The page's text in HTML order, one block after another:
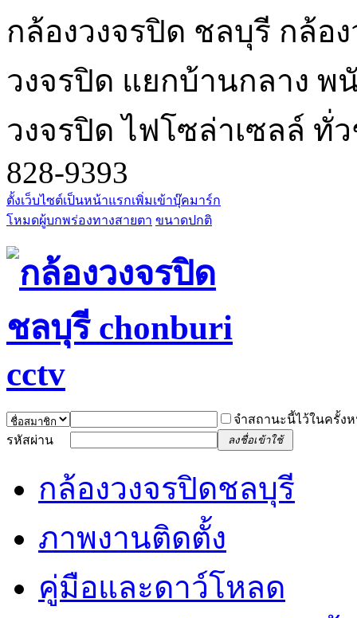
กล้องวงจรปิด ชลบุรี กล้อ
วงจรปิด แยกบ้านกลาง
วงจรปิด ไฟโซล่าเซลล์ ทั่
828-9393
ตั้งเว็บไซต์เป็นหน้าแรกเพิ่มเข้าบุ๊คมาร์ก
โหมดผู้บกพร่องทางสายตา ขนาดปกติ
จำสถานะนี้ไว้ในครั้ง
รหัสผ่าน
ลงชื่อเข้าใช้
กล้องวงจรปิดชลบุรี
ภาพงานติดตั้ง
คู่มือและดาว์โหลด